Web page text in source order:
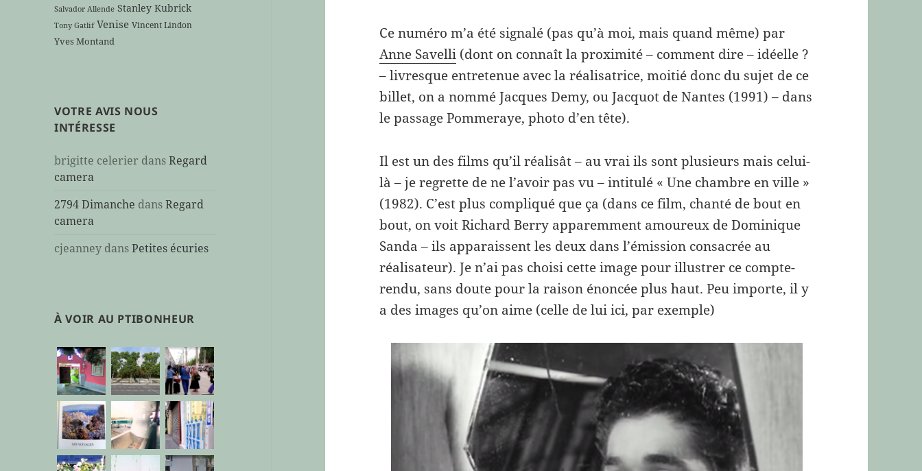
Salvador Allende Stanley Kubrick
Tony Gatlif Venise Vincent Lindon
Yves Montand
VOTRE AVIS NOUS
INTÉRESSE
brigitte celerier dansRegard
camera
2794 Dimanche dansRegard
camera
cjeanney dansPetites écuries
À VOIR AU PTIBONHEUR
Ce numéro m’a été signalé (pas qu’à moi, mais quand même) par
Anne Savelli (dont on connaît la proximité – comment dire – idéelle ?
– livresque entretenue avec la réalisatrice, moitié donc du sujet de ce
billet, on a nommé Jacques Demy, ou Jacquot de Nantes (1991) – dans
le passage Pommeraye, photo d’en tête).
Il est un des films qu’il réalisât – au vrai ils sont plusieurs mais celui-
là – je regrette de ne l’avoir pas vu – intitulé « Une chambre en ville »
(1982). C’est plus compliqué que ça (dans ce film, chanté de bout en
bout, on voit Richard Berry apparemment amoureux de Dominique
Sanda – ils apparaissent les deux dans l’émission consacrée au
réalisateur). Je n’ai pas choisi cette image pour illustrer ce compte-
rendu, sans doute pour la raison énoncée plus haut. Peu importe, il y
a des images qu’on aime (celle de lui ici, par exemple)